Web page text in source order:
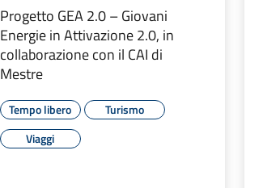
Progetto GEA 2.0 – Giovani
Energie in Attivazione 2.0, in
collaborazione con il CAI di
Mestre
Tempo libero
Turismo
Viaggi